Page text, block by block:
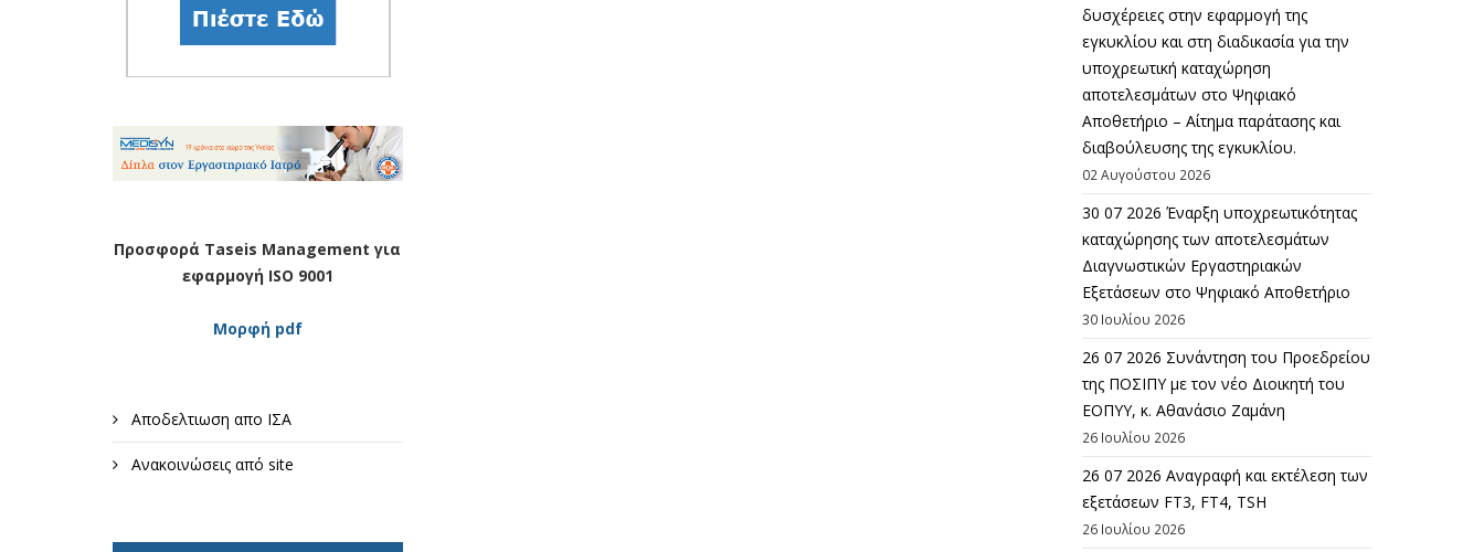
Προσφορά Taseis Management για
εφαρμογή ISO 9001
Μορφή pdf
Αποδελτιωση απο ΙΣΑ
Ανακοινώσεις από site
δυσχέρειες στην εφαρμογή της
εγκυκλίου και στη διαδικασία για την
υποχρεωτική καταχώρηση
αποτελεσμάτων στο Ψηφιακό
Αποθετήριο – Αίτημα παράτασης και
διαβούλευσης της εγκυκλίου.
02 Αυγούστου 2026
30 07 2026 Έναρξη υποχρεωτικότητας
καταχώρησης των αποτελεσμάτων
Διαγνωστικών Εργαστηριακών
Εξετάσεων στο Ψηφιακό Αποθετήριο
30 Ιουλίου 2026
26 07 2026 Συνάντηση του Προεδρείου
της ΠΟΣΙΠΥ με τον νέο Διοικητή του
ΕΟΠΥΥ, κ. Αθανάσιο Ζαμάνη
26 Ιουλίου 2026
26 07 2026 Αναγραφή και εκτέλεση των
εξετάσεων FT3, FT4, TSH
26 Ιουλίου 2026